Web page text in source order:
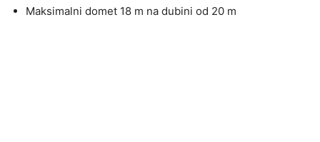
Maksimalni domet 18 m na dubini od 20 m